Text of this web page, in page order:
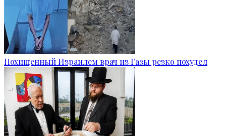
Похищенный Израилем врач из Газы резко похудел